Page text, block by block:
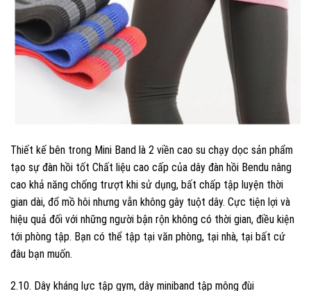
Thiết kế bên trong Mini Band là 2 viền cao su chạy dọc sản phẩm
tạo sự đàn hồi tốt Chất liệu cao cấp của dây đàn hồi Bendu nâng
cao khả năng chống trượt khi sử dụng, bất chấp tập luyện thời
gian dài, đổ mồ hôi nhưng vẫn không gây tuột dây. Cực tiện lợi và
hiệu quả đối với những người bận rộn không có thời gian, điều kiện
tới phòng tập. Bạn có thể tập tại văn phòng, tại nhà, tại bất cứ
đâu bạn muốn.
2.10. Dây kháng lực tập gym, dây miniband tập mông đùi